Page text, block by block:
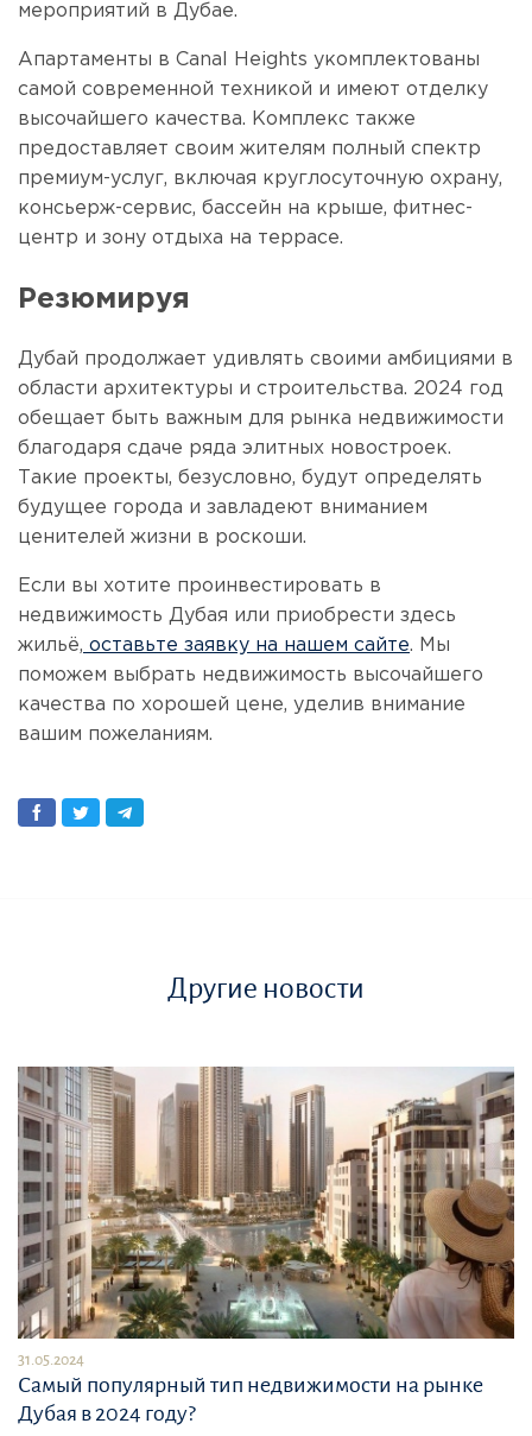
мероприятий в Дубае.
Апартаменты в Canal Heights укомплектованы
самой современной техникой и имеют отделку
высочайшего качества. Комплекс также
предоставляет своим жителям полный спектр
премиум-услуг, включая круглосуточную охрану,
консьерж-сервис, бассейн на крыше, фитнес-
центр и зону отдыха на террасе.
Резюмируя
Дубай продолжает удивлять своими амбициями в
области архитектуры и строительства. 2024 год
обещает быть важным для рынка недвижимости
благодаря сдаче ряда элитных новостроек.
Такие проекты, безусловно, будут определять
будущее города и завладеют вниманием
ценителей жизни в роскоши.
Если вы хотите проинвестировать в
недвижимость Дубая или приобрести здесь
жильё, оставьте заявку на нашем сайте. Мы
поможем выбрать недвижимость высочайшего
качества по хорошей цене, уделив внимание
вашим пожеланиям.
Другие новости
31.05.2024
Самый популярный тип недвижимости на рынке
Дубая в 2024 году?